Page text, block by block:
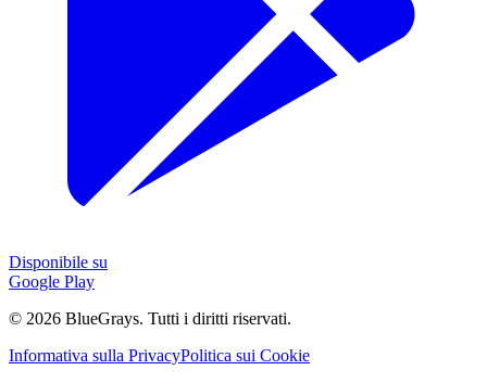
Disponibile su
Google Play
© 2026 BlueGrays. Tutti i diritti riservati.
Informativa sulla PrivacyPolitica sui Cookie